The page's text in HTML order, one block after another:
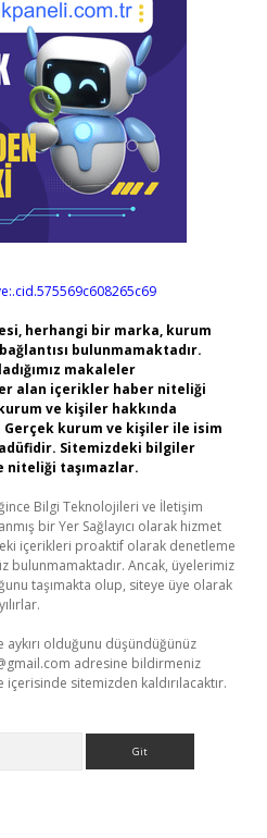
herhangi bir marka, kurum
bulunmamaktadır.
makaleler
alan içerikler haber niteliği
ve kişiler hakkında
Gerçek kurum ve kişiler ile isim
Sitemizdeki bilgiler
niteliği taşımazlar.
Bilgi Teknolojileri ve İletişim
bir Yer Sağlayıcı olarak hizmet
içerikleri proaktif olarak denetleme
bulunmamaktadır. Ancak, üyelerimiz
taşımakta olup, siteye üye olarak
olduğunu düşündüğünüz
adresine bildirmeniz
sitemizden kaldırılacaktır.